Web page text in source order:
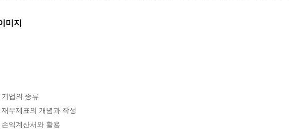
미지
업의 종류
무제표의 개념과 작성
익계산서와 활용